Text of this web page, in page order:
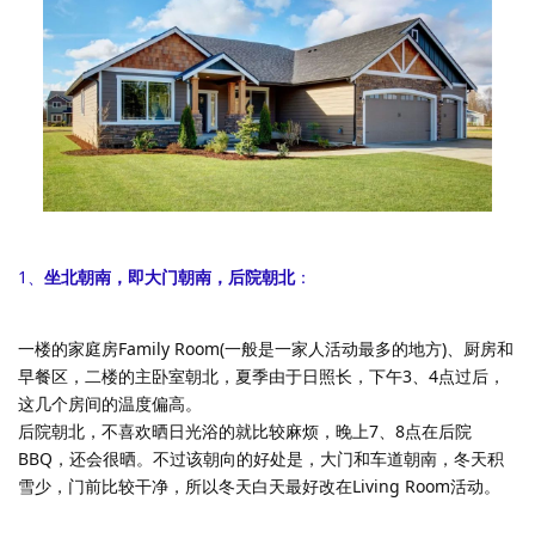
1、 坐北朝南，即大门朝南，后院朝北：
一楼的家庭房Family Room(一般是一家人活动最多的地方)、厨房和
早餐区，二楼的主卧室朝北，夏季由于日照长，下午3、4点过后，
这几个房间的温度偏高。
后院朝北，不喜欢晒日光浴的就比较麻烦，晚上7、8点在后院
BBQ，还会很晒。不过该朝向的好处是，大门和车道朝南，冬天积
雪少，门前比较干净，所以冬天白天最好改在Living Room活动。